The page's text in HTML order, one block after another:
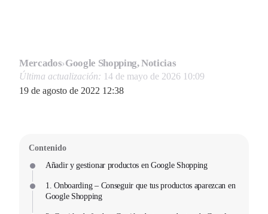
Mercados›Google Shopping, Noticias
Última actualización: 14 de mayo de 2026 10:09
19 de agosto de 2022 12:38
Contenido
Añadir y gestionar productos en Google Shopping
1. Onboarding – Conseguir que tus productos aparezcan en
Google Shopping